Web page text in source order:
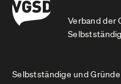
Verband der
Selbstständige und